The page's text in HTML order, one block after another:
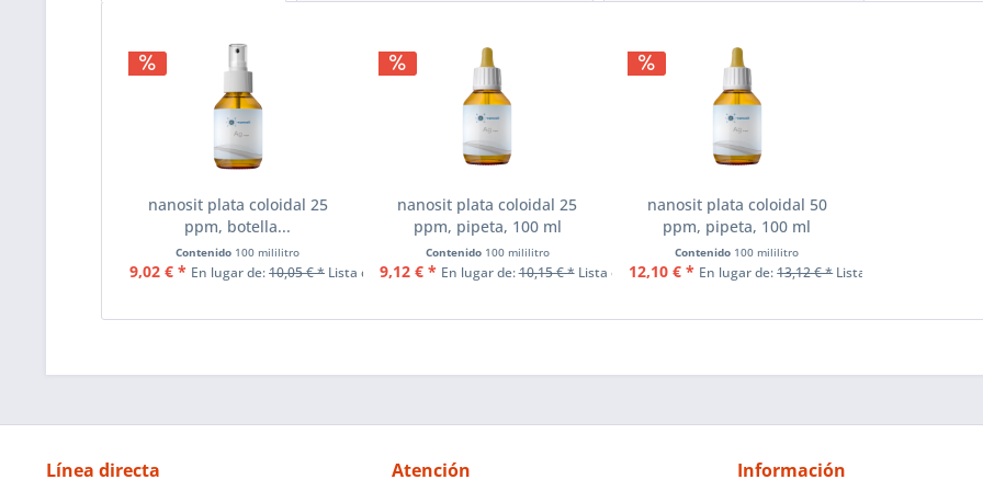
nanosit plata coloidal 25
ppm, botella...
Contenido 100 mililitro
9,02 € * En lugar de:10,05 € * Lista de precios
nanosit plata coloidal 25
ppm, pipeta, 100 ml
Contenido 100 mililitro
9,12 € * En lugar de:10,15 € *Lista de precios
nanosit plata coloidal 50
ppm, pipeta, 100 ml
Contenido 100 mililitro
12,10 € * En lugar de:13,12 € *Lista de precios
Línea directa Atención Información